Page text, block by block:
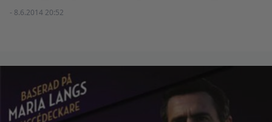
- 8.6.2014 20:52